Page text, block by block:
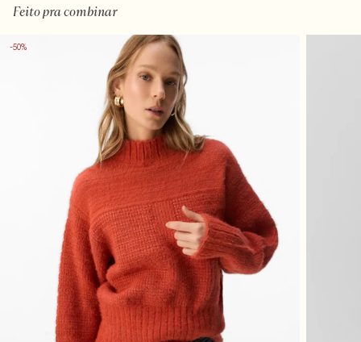
Feito pra combinar
-50%